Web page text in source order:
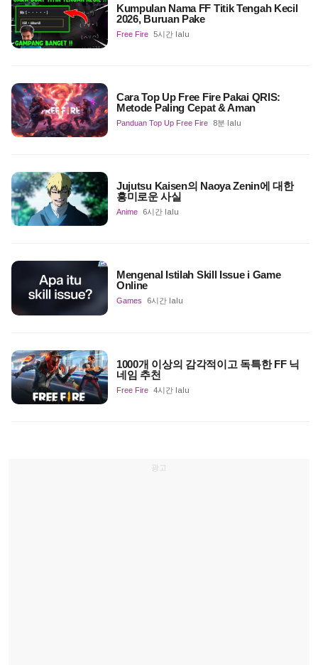
Kumpulan Nama FF Titik Tengah Kecil
2026, Buruan Pake
Free Fire 5시간 lalu
Cara Top Up Free Fire Pakai QRIS:
Metode Paling Cepat & Aman
Panduan Top Up Free Fire 8분 lalu
Jujutsu Kaisen의 Naoya Zenin에 대한
흥미로운 사실
Anime 6시간 lalu
Mengenal Istilah Skill Issue i Game
Online
Games 6시간 lalu
1000개 이상의 감각적이고 독특한 FF 닉
네임 추천
Free Fire 4시간 lalu
광고